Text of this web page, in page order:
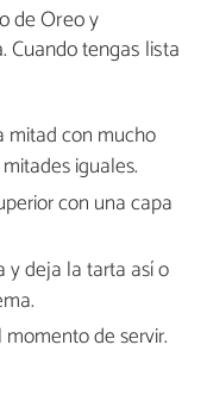
de Oreo y
Cuando tengas lista
mitad con mucho
iguales.
con una capa
y deja la tarta así o
de servir.